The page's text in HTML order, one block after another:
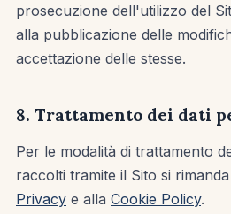
prosecuzione dell'utilizzo del
alla pubblicazione delle
accettazione delle stesse.
8. Trattamento dei dati
Per le modalità di trattamento
raccolti tramite il Sito si
Privacy e alla Cookie Policy.